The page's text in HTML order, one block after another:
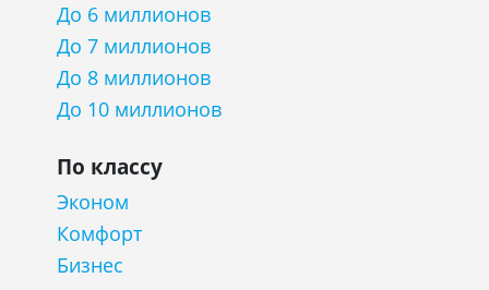
До 6 миллионов
До 7 миллионов
До 8 миллионов
До 10 миллионов
По классу
Эконом
Комфорт
Бизнес